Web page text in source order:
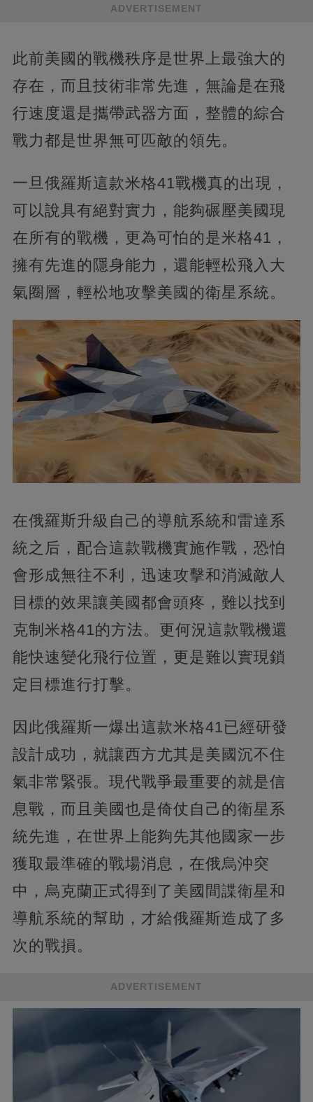
ADVERTISEMENT
此前美國的戰機秩序是世界上最強大的
存在，而且技術非常先進，無論是在飛
行速度還是攜帶武器方面，整體的綜合
戰力都是世界無可匹敵的領先。
一旦俄羅斯這款米格41戰機真的出現，
可以說具有絕對實力，能夠碾壓美國現
在所有的戰機，更為可怕的是米格41，
擁有先進的隱身能力，還能輕松飛入大
氣圈層，輕松地攻擊美國的衛星系統。
在俄羅斯升級自己的導航系統和雷達系
統之后，配合這款戰機實施作戰，恐怕
會形成無往不利，迅速攻擊和消滅敵人
目標的效果讓美國都會頭疼，難以找到
克制米格41的方法。更何況這款戰機還
能快速變化飛行位置，更是難以實現鎖
定目標進行打擊。
因此俄羅斯一爆出這款米格41已經研發
設計成功，就讓西方尤其是美國沉不住
氣非常緊張。現代戰爭最重要的就是信
息戰，而且美國也是倚仗自己的衛星系
統先進，在世界上能夠先其他國家一步
獲取最準確的戰場消息，在俄烏沖突
中，烏克蘭正式得到了美國間諜衛星和
導航系統的幫助，才給俄羅斯造成了多
次的戰損。
ADVERTISEMENT